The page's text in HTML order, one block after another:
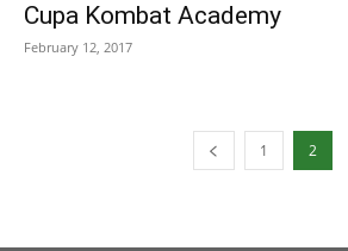
Cupa Kombat Academy
February 12, 2017
1 2